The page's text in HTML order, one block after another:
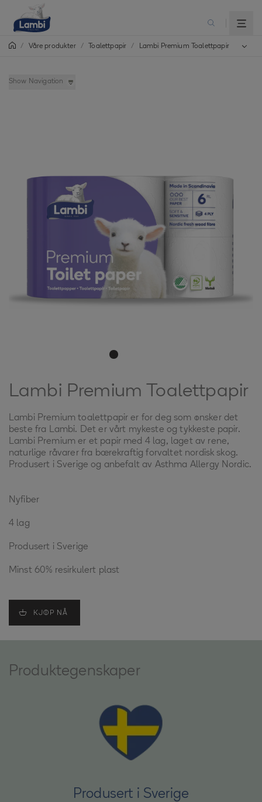
/ Våre produkter / Toalettpapir / Lambi Premium Toalettpapir
Show Navigation
Lambi Premium Toalettpapir
Lambi Premium toalettpapir er for deg som ønsker det
beste fra Lambi. Det er vårt mykeste og tykkeste papir.
Lambi Premium er et papir med 4 lag, laget av rene,
naturlige råvarer fra bærekraftig forvaltet nordisk skog.
Produsert i Sverige og anbefalt av Asthma Allergy Nordic.
Nyfiber
4 lag
Produsert i Sverige
Minst 60% resirkulert plast
KJØP NÅ
Produktegenskaper
Produsert i Sverige